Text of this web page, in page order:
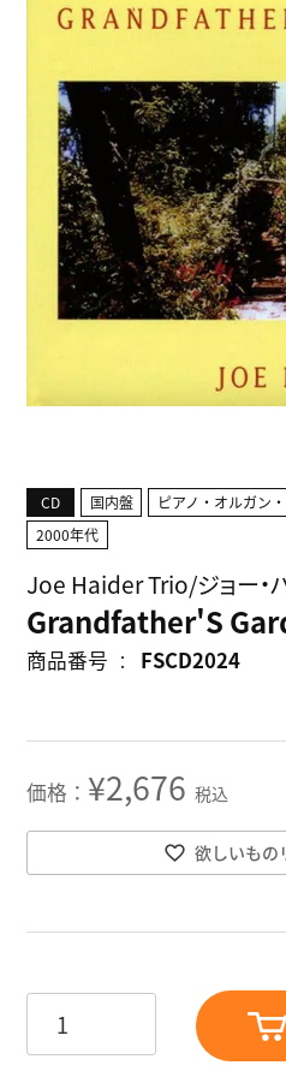
CD 国内盤 ピアノ・オルガン
2000年代
Joe Haider Trio/ジョー・
Grandfather'S
商品番号 FSCD2024
¥2,676 税込
欲しいもの